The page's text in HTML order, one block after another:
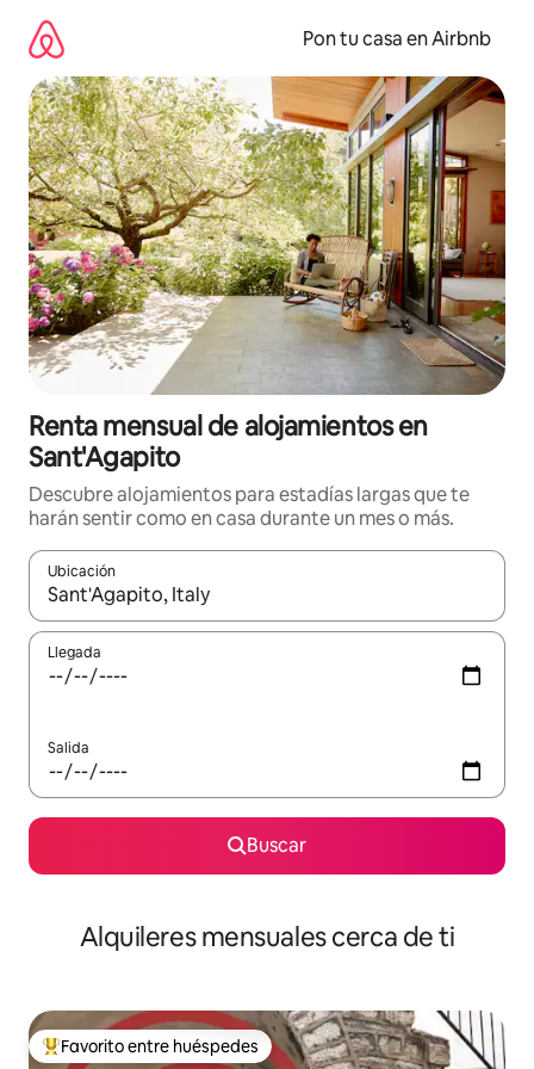
contenido
Pon tu casa en Airbnb
Renta mensual de alojamientos en
Sant'Agapito
Descubre alojamientos para estadías largas que te
harán sentir como en casa durante un mes o más.
Ubicación
Cuando los resultados estén disponibles, navega con las
Llegada
Salida
Buscar
Alquileres mensuales cerca de ti
Favorito entre huéspedes preferido
Favorito entre huéspedes